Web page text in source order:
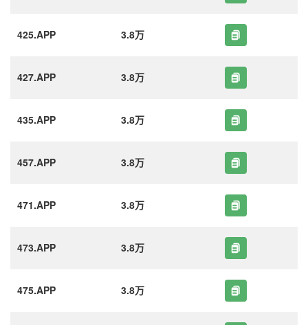
425.APP 3.8万
427.APP 3.8万
435.APP 3.8万
457.APP 3.8万
471.APP 3.8万
473.APP 3.8万
475.APP 3.8万